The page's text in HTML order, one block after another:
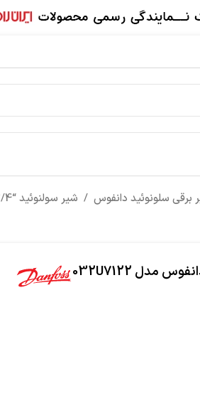
برقی سلونوئید دانفوس / شیر سولنوئید “3/4 دانفوس مدل 032U7122